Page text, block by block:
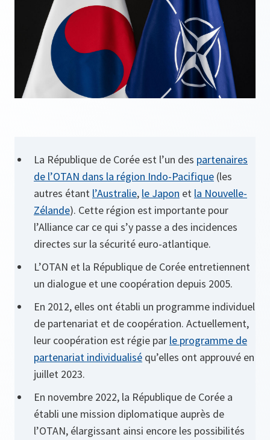
La République de Corée est l’un des partenaires
de l’OTAN dans la région Indo-Pacifique (les
autres étant l’Australie, le Japon et la Nouvelle-
Zélande). Cette région est importante pour
l’Alliance car ce qui s’y passe a des incidences
directes sur la sécurité euro-atlantique.
L’OTAN et la République de Corée entretiennent
un dialogue et une coopération depuis 2005.
En 2012, elles ont établi un programme individuel
de partenariat et de coopération. Actuellement,
leur coopération est régie par le programme de
partenariat individualisé qu’elles ont approuvé en
juillet 2023.
En novembre 2022, la République de Corée a
établi une mission diplomatique auprès de
l’OTAN, élargissant ainsi encore les possibilités